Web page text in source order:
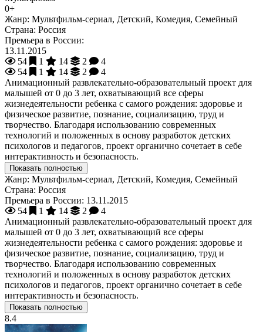
0+
Жанр: Мультфильм-сериал, Детский, Комедия, Семейный
Страна: Россия
Премьера в России:
13.11.2015
54
1 14 2
4
54
1 14 2
4
Анимационный развлекательно-образовательный проект для
малышей от 0 до 3 лет, охватывающий все сферы
жизнедеятельности ребенка с самого рождения: здоровье и
физическое развитие, познание, социализацию, труд и
творчество. Благодаря использованию современных
технологий и положенных в основу разработок детских
психологов и педагогов, проект органично сочетает в себе
интерактивность и безопасность.
Показать полностью
Жанр: Мультфильм-сериал, Детский, Комедия, Семейный
Страна: Россия
Премьера в России: 13.11.2015
54
1 14 2
4
Анимационный развлекательно-образовательный проект для
малышей от 0 до 3 лет, охватывающий все сферы
жизнедеятельности ребенка с самого рождения: здоровье и
физическое развитие, познание, социализацию, труд и
творчество. Благодаря использованию современных
технологий и положенных в основу разработок детских
психологов и педагогов, проект органично сочетает в себе
интерактивность и безопасность.
Показать полностью
8.4